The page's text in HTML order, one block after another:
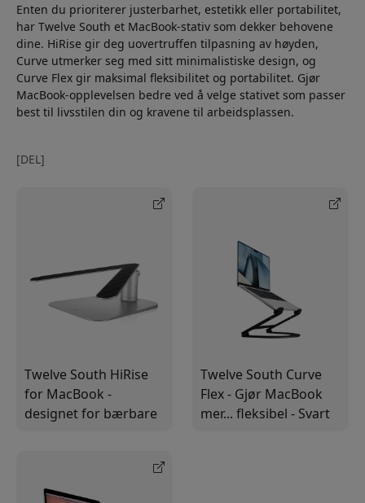
Enten du prioriterer justerbarhet, estetikk eller portabilitet,
har Twelve South et MacBook-stativ som dekker behovene
dine. HiRise gir deg uovertruffen tilpasning av høyden,
Curve utmerker seg med sitt minimalistiske design, og
Curve Flex gir maksimal fleksibilitet og portabilitet. Gjør
MacBook-opplevelsen bedre ved å velge stativet som passer
best til livsstilen din og kravene til arbeidsplassen.
[DEL]
Twelve South HiRise
for MacBook -
designet for bærbare
Twelve South Curve
Flex - Gjør MacBook
mer... fleksibel - Svart